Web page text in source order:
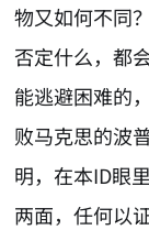
物又如何不同
否定什么，都
能逃避困难的
败马克思的波
明，在本ID眼
两面，任何以